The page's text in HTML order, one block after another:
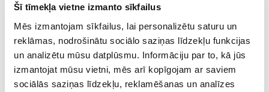
Šī tīmekļa vietne izmanto sīkfailus
Mēs izmantojam sīkfailus, lai personalizētu saturu un
reklāmas, nodrošinātu sociālo saziņas līdzekļu funkcijas
un analizētu mūsu datplūsmu. Informāciju par to, kā jūs
izmantojat mūsu vietni, mēs arī kopīgojam ar saviem
sociālās saziņas līdzekļu, reklamēšanas un analīzes